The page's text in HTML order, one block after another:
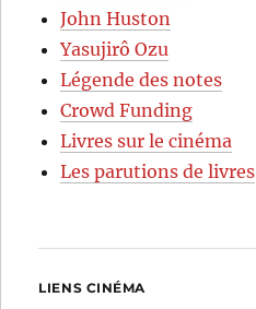
John Huston
Yasujirô Ozu
Légende des notes
Crowd Funding
Livres sur le cinéma
Les parutions de livres
LIENS CINÉMA